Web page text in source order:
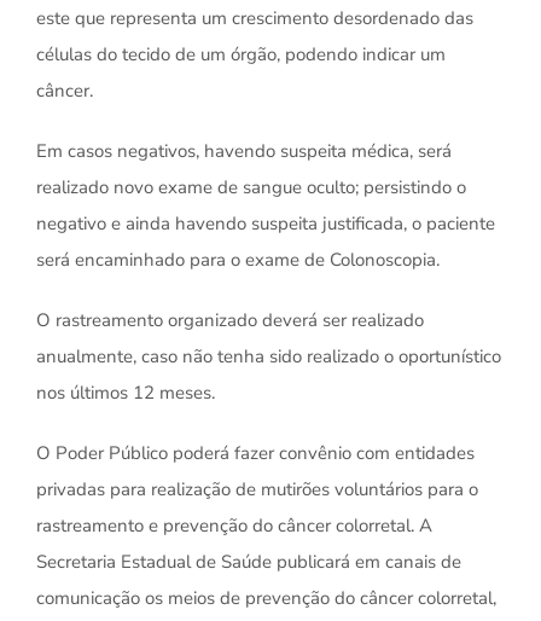
este que representa um crescimento desordenado das
células do tecido de um órgão, podendo indicar um
câncer.
Em casos negativos, havendo suspeita médica, será
realizado novo exame de sangue oculto; persistindo o
negativo e ainda havendo suspeita justificada, o paciente
será encaminhado para o exame de Colonoscopia.
O rastreamento organizado deverá ser realizado
anualmente, caso não tenha sido realizado o oportunístico
nos últimos 12 meses.
O Poder Público poderá fazer convênio com entidades
privadas para realização de mutirões voluntários para o
rastreamento e prevenção do câncer colorretal. A
Secretaria Estadual de Saúde publicará em canais de
comunicação os meios de prevenção do câncer colorretal,